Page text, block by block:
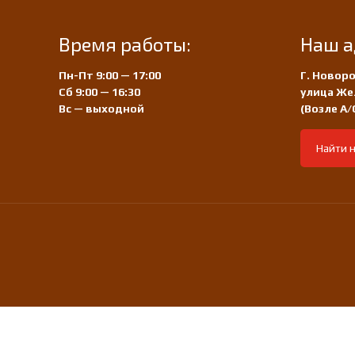
Время работы:
Пн-Пт 9:00 — 17:00
Сб 9:00 — 16:30
Вс — выходной
Наш
Г.
улица
(Возле
Найти